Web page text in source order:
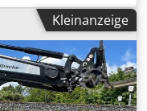
der Sitzplätze:2,
Allradantrieb,
HU/AU neu, Diesel
4.400 cm³ 2
Fronthydraulik
40 km/h
Kleinanzeige